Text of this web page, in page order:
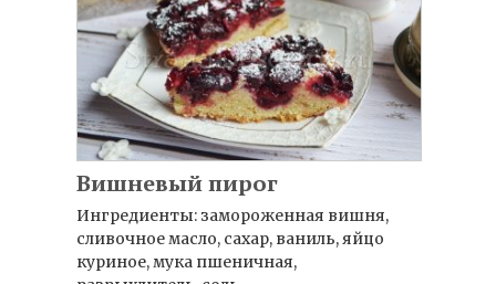
Вишневый пирог
Ингредиенты: замороженная вишня,
сливочное масло, сахар, ваниль, яйцо
куриное, мука пшеничная,